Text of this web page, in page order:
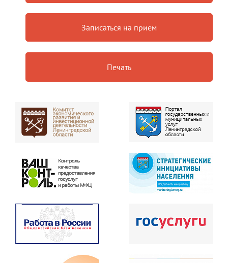
Записаться на прием
Печать